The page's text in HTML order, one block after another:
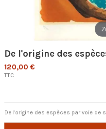
De l'origine des
120,00 €
TTC
De l'origine des espèces par voie de